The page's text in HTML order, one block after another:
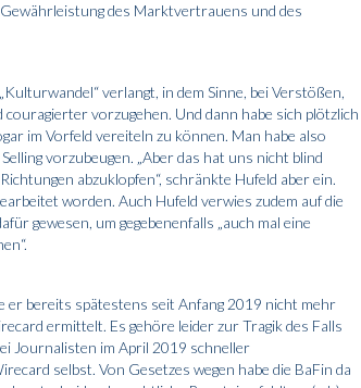
des Marktvertrauens und des
verlangt, in dem Sinne, bei Verstößen,
vorzugehen. Und dann habe sich plötzlich
im Vorfeld vereiteln zu können. Man habe also
vorzubeugen. „Aber das hat uns nicht blind
abzuklopfen“, schränkte Hufeld aber ein.
worden. Auch Hufeld verwies zudem auf die
gewesen, um gegebenenfalls „auch mal eine
er bereits spätestens seit Anfang 2019 nicht mehr
ermittelt. Es gehöre leider zur Tragik des Falls
Journalisten im April 2019 schneller
selbst. Von Gesetzes wegen habe die BaFin da